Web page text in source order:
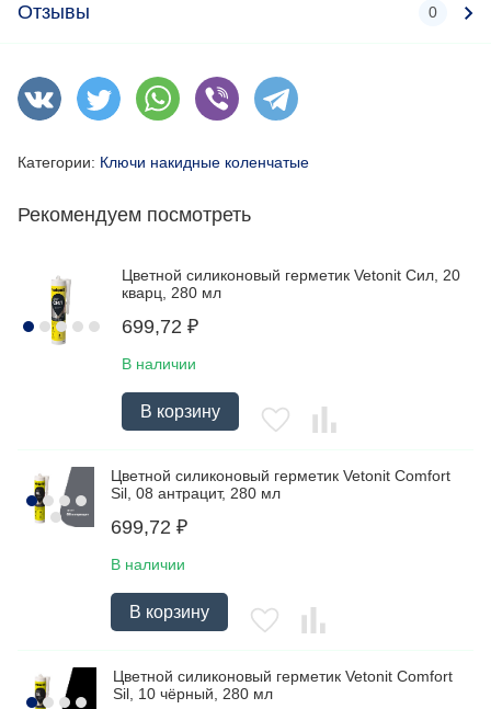
Отзывы 0
Категории: Ключи накидные коленчатые
Рекомендуем посмотреть
Цветной силиконовый герметик Vetonit Сил, 20
кварц, 280 мл
699,72 ₽
В наличии
В корзину
Цветной силиконовый герметик Vetonit Comfort
Sil, 08 антрацит, 280 мл
699,72 ₽
В наличии
В корзину
Цветной силиконовый герметик Vetonit Comfort
Sil, 10 чёрный, 280 мл